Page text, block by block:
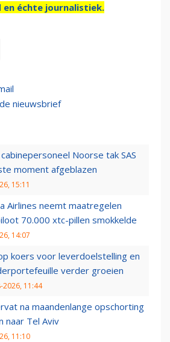
échte journalistiek.
nieuwsbrief
Noorse tak SAS
moment afgeblazen
15:11
Airlines neemt maatregelen
70.000 xtc-pillen smokkelde
14:07
koers voor leverdoelstelling en
verder groeien
2026, 11:44
na maandenlange opschorting
naar Tel Aviv
11:10